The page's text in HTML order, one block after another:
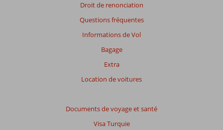
Droit de renonciation
Questions fréquentes
Informations de Vol
Bagage
Extra
Location de voitures
Documents de voyage et santé
Visa Turquie